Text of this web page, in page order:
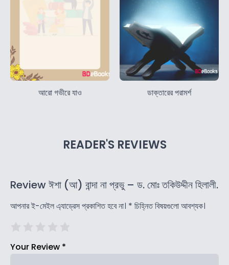
আরো গভীরে যাও ডাক্তারের পরামর্শ
READER'S REVIEWS
Review ঈশা (আ) বান্দা না প্রভু – ড. মোঃ তকিউদ্দীন হিলালী.
আপনার ই-মেইল এ্যাড্রেস প্রকাশিত হবে না। * চিহ্নিত বিষয়গুলো আবশ্যক।
Your Review *